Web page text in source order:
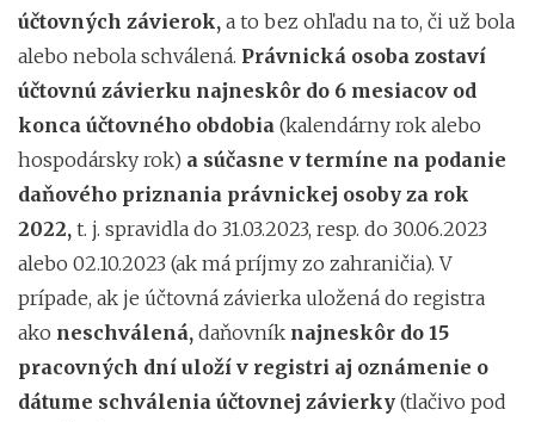
účtovných závierok, a to bez ohľadu na to, či už bola
alebo nebola schválená. Právnická osoba zostaví
účtovnú závierku najneskôr do 6 mesiacov od
konca účtovného obdobia (kalendárny rok alebo
hospodársky rok) a súčasne v termíne na podanie
daňového priznania právnickej osoby za rok
2022, t. j. spravidla do 31.03.2023, resp. do 30.06.2023
alebo 02.10.2023 (ak má príjmy zo zahraničia). V
prípade, ak je účtovná závierka uložená do registra
ako neschválená, daňovník najneskôr do 15
pracovných dní uloží v registri aj oznámenie o
dátume schválenia účtovnej závierky (tlačivo pod